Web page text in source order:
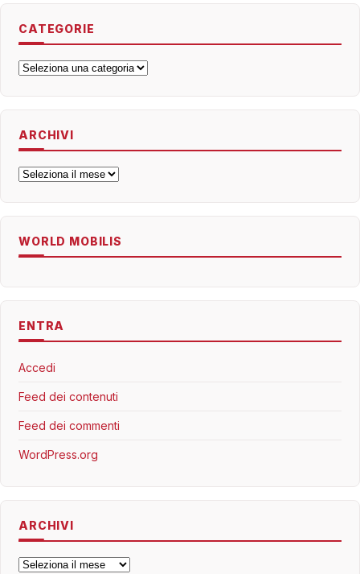
CATEGORIE
Categorie
ARCHIVI
Archivi
WORLD MOBILIS
ENTRA
Accedi
Feed dei contenuti
Feed dei commenti
WordPress.org
ARCHIVI
Archivi